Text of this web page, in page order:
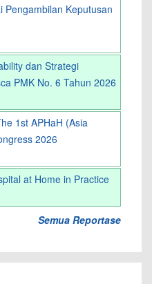
Pengambilan Keputusan
dan Strategi
PMK No. 6 Tahun 2026
1st APHaH (Asia
2026
at Home in Practice
Semua Reportase